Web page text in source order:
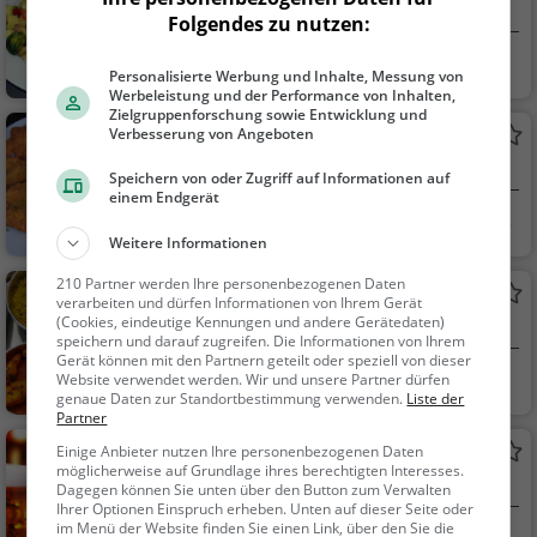
Steakhaus in Berlin
Berlin
House, Abendessen,
Mittagessen
Restaurant Kleens Bar
Deutsches Restaurant in Berlin
ndessen, Europäisch
Tikka Haus
Indisches Restaurant in Berlin
Berlin
Restaurant, Indis
ch, Asiatisch, Abende
ssen, Mittagessen, Ve
getarisch, Vegan, Pak
istanisch
Zugpferd
Kneipe in Berlin
Folgendes zu nutzen:
Personalisierte Werbung und Inhalte, Messung von
Werbeleistung und der Performance von Inhalten,
Zielgruppenforschung sowie Entwicklung und
Verbesserung von Angeboten
Speichern von oder Zugriff auf Informationen auf
einem Endgerät
Weitere Informationen
210 Partner werden Ihre personenbezogenen Daten
verarbeiten und dürfen Informationen von Ihrem Gerät
(Cookies, eindeutige Kennungen und andere Gerätedaten)
speichern und darauf zugreifen. Die Informationen von Ihrem
Gerät können mit den Partnern geteilt oder speziell von dieser
Website verwendet werden. Wir und unsere Partner dürfen
genaue Daten zur Standortbestimmung verwenden. Liste der
Partner
Einige Anbieter nutzen Ihre personenbezogenen Daten
möglicherweise auf Grundlage ihres berechtigten Interesses.
Dagegen können Sie unten über den Button zum Verwalten
Ihrer Optionen Einspruch erheben. Unten auf dieser Seite oder
im Menü der Website finden Sie einen Link, über den Sie die